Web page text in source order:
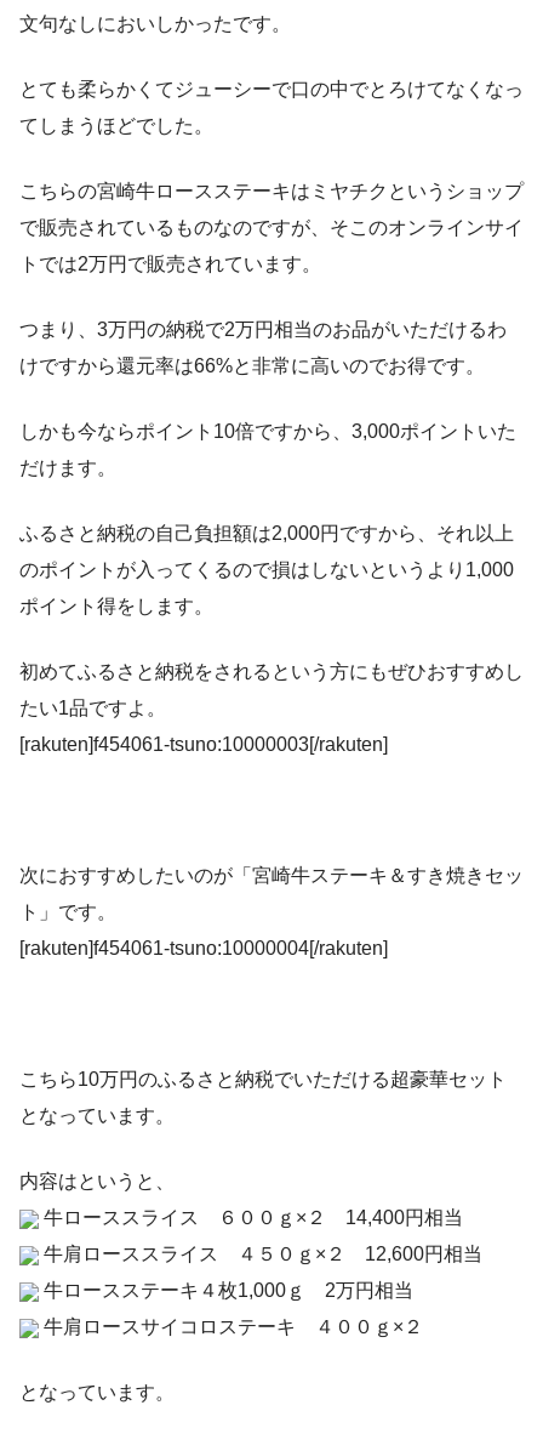
文句なしにおいしかったです。
とても柔らかくてジューシーで口の中でとろけてなくなっ
てしまうほどでした。
こちらの宮崎牛ロースステーキはミヤチクというショップ
で販売されているものなのですが、そこのオンラインサイ
トでは2万円で販売されています。
つまり、3万円の納税で2万円相当のお品がいただけるわ
けですから還元率は66%と非常に高いのでお得です。
しかも今ならポイント10倍ですから、3,000ポイントいた
だけます。
ふるさと納税の自己負担額は2,000円ですから、それ以上
のポイントが入ってくるので損はしないというより1,000
ポイント得をします。
初めてふるさと納税をされるという方にもぜひおすすめし
たい1品ですよ。
[rakuten]f454061-tsuno:10000003[/rakuten]
次におすすめしたいのが「宮崎牛ステーキ＆すき焼きセッ
ト」です。
[rakuten]f454061-tsuno:10000004[/rakuten]
こちら10万円のふるさと納税でいただける超豪華セット
となっています。
内容はというと、
牛ローススライス ６００ｇ×２ 14,400円相当
牛肩ローススライス ４５０ｇ×２ 12,600円相当
牛ロースステーキ４枚1,000ｇ 2万円相当
牛肩ロースサイコロステーキ ４００ｇ×２
となっています。